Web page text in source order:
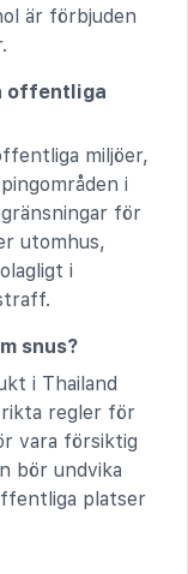
är förbjuden
offentliga
miljöer,
i
för
utomhus,
i
snus?
i Thailand
regler för
vara försiktig
bör undvika
platser